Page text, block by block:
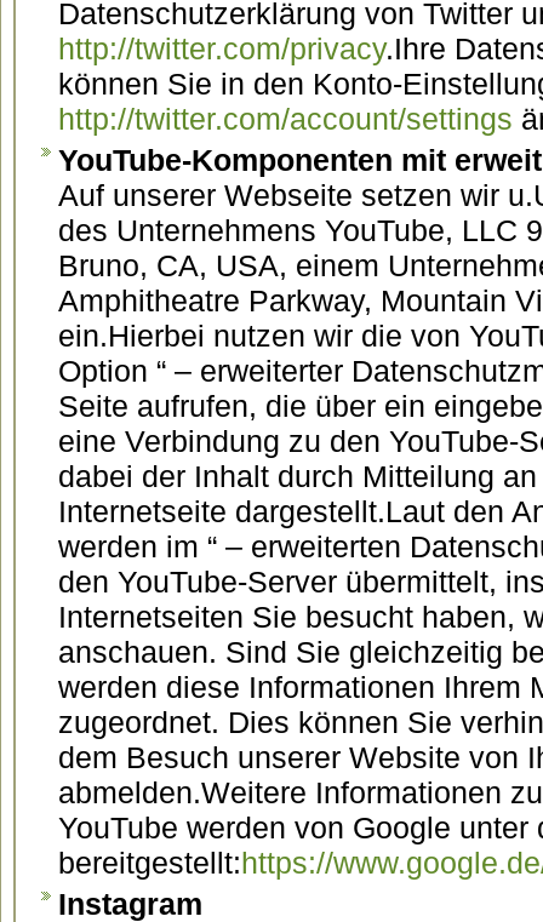
Datenschutzerklärung von Twitter
http://twitter.com/privacy.Ihre
können Sie in den Konto-
http://twitter.com/account/settings
YouTube-Komponenten mit
Auf unserer Webseite setzen wir
des Unternehmens YouTube, LLC
Bruno, CA, USA, einem
Amphitheatre Parkway, Mountain
ein.Hierbei nutzen wir die von
Option “ – erweiterter
Seite aufrufen, die über ein
eine Verbindung zu den YouTube-
dabei der Inhalt durch Mitteilung
Internetseite dargestellt.Laut den
werden im “ – erweiterten
den YouTube-Server übermittelt,
Internetseiten Sie besucht haben,
anschauen. Sind Sie gleichzeitig
werden diese Informationen Ihrem
zugeordnet. Dies können Sie
dem Besuch unserer Website von
abmelden.Weitere Informationen
YouTube werden von Google
bereitgestellt:https://
Instagram